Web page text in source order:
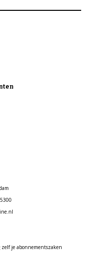
zelf je abonnementszaken